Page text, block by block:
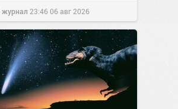
23:4606 авг 2026